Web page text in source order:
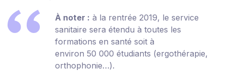
À noter : à la rentrée 2019, le service
sanitaire sera étendu à toutes les
formations en santé soit à
environ 50 000 étudiants (ergothérapie,
orthophonie…).